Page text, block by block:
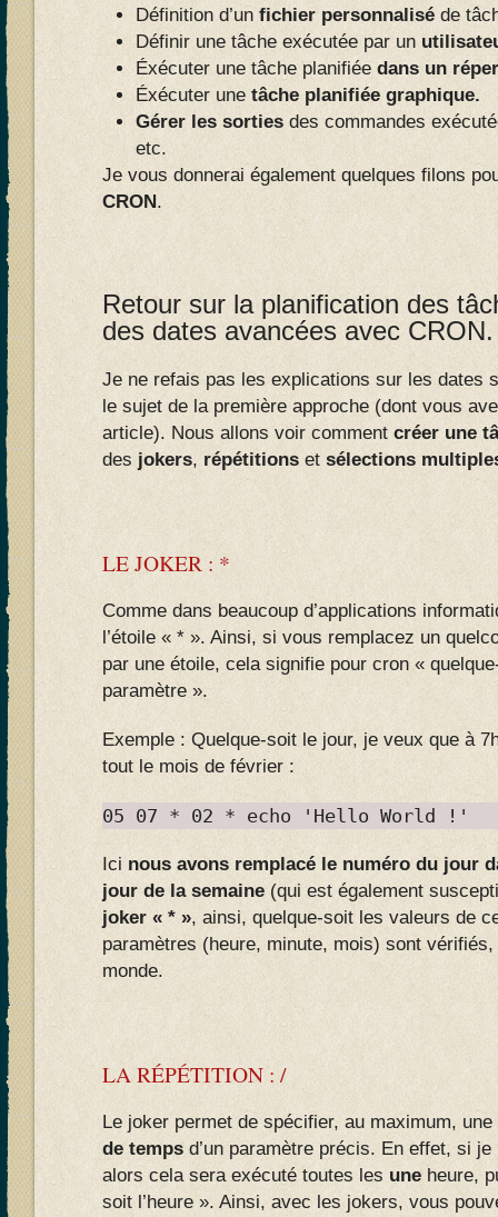
Définition d’un fichier personnalisé de
Définir une tâche exécutée par un
Éxécuter une tâche planifiée dans un
Éxécuter une tâche planifiée graphique.
Gérer les sorties des commandes
etc.
Je vous donnerai également quelques filons
CRON.
Retour sur la planification des
des dates avancées avec CRON.
Je ne refais pas les explications sur les dates
le sujet de la première approche (dont vous
article). Nous allons voir comment créer une
des jokers,répétitions et sélections
LE JOKER : *
Comme dans beaucoup d’applications
l’étoile « * ». Ainsi, si vous remplacez un
par une étoile, cela signifie pour cron «
paramètre ».
Exemple : Quelque-soit le jour, je veux que à
tout le mois de février :
05 07 * 02 * echo 'Hello World !'
Ici nous avons remplacé le numéro du jour
jour de la semaine (qui est également
joker « * », ainsi, quelque-soit les valeurs de
paramètres (heure, minute, mois) sont
monde.
LA RÉPÉTITION : /
Le joker permet de spécifier, au maximum,
de temps d’un paramètre précis. En effet, si
alors cela sera exécuté toutes les une heure,
soit l’heure ». Ainsi, avec les jokers, vous